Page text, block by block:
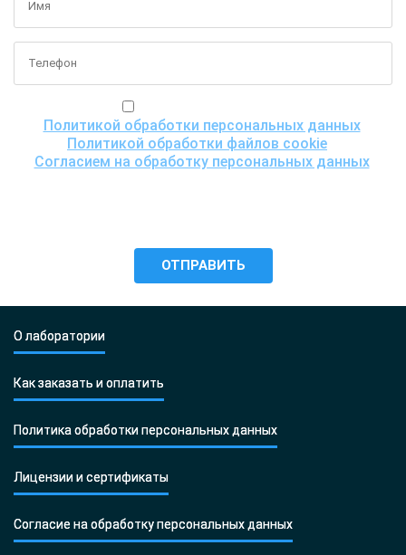
Политикой обработки персональных данных,
Политикой обработки файлов cookie
Согласием на обработку персональных данных,
О лаборатории
Как заказать и оплатить
Политика обработки персональных данных
Лицензии и сертификаты
Согласие на обработку персональных данных